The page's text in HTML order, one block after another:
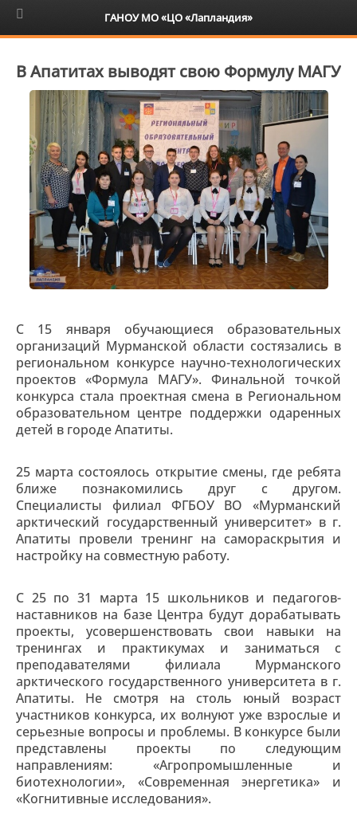
6+
В Апатитах выводят свою Формулу МАГУ
С 15 января обучающиеся образовательных
организаций Мурманской области состязались в
региональном конкурсе научно-технологических
проектов «Формула МАГУ». Финальной точкой
конкурса стала проектная смена в Региональном
образовательном центре поддержки одаренных
детей в городе Апатиты.
25 марта состоялось открытие смены, где ребята
ближе познакомились друг с другом.
Специалисты филиал ФГБОУ ВО «Мурманский
арктический государственный университет» в г.
Апатиты провели тренинг на самораскрытия и
настройку на совместную работу.
С 25 по 31 марта 15 школьников и педагогов-
наставников на базе Центра будут дорабатывать
проекты, усовершенствовать свои навыки на
тренингах и практикумах и заниматься с
преподавателями филиала Мурманского
арктического государственного университета в г.
Апатиты. Не смотря на столь юный возраст
участников конкурса, их волнуют уже взрослые и
серьезные вопросы и проблемы. В конкурсе были
представлены проекты по следующим
направлениям: «Агропромышленные и
биотехнологии», «Современная энергетика» и
«Когнитивные исследования».
ГАНОУ МО «ЦО «Лапландия»